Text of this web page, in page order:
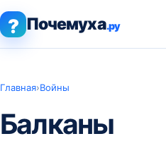
? Почемуха.ру
Главная›Войны
Балканы